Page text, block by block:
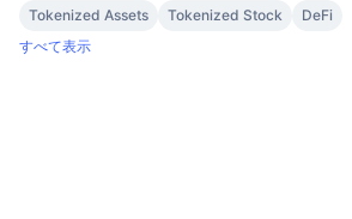
Tokenized Assets
Tokenized Stock
DeFi
すべて表示